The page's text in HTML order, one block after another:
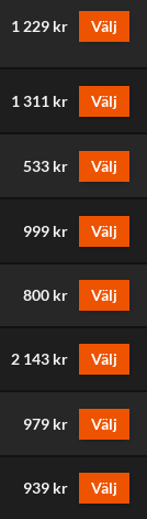
1 229 kr Välj
1 311 kr Välj
533 kr Välj
999 kr Välj
800 kr Välj
2 143 kr Välj
979 kr Välj
939 kr Välj